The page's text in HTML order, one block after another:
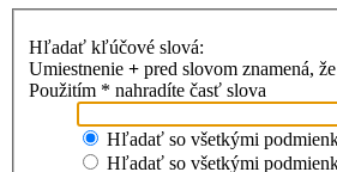
Hľadať kľúčové slová:
Umiestnenie + pred slovom znamená,
Použitím * nahradíte časť slova
Hľadať so všetkými
Hľadať so všetkými